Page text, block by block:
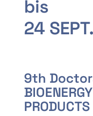
bis
24
9th
PRODUCTS